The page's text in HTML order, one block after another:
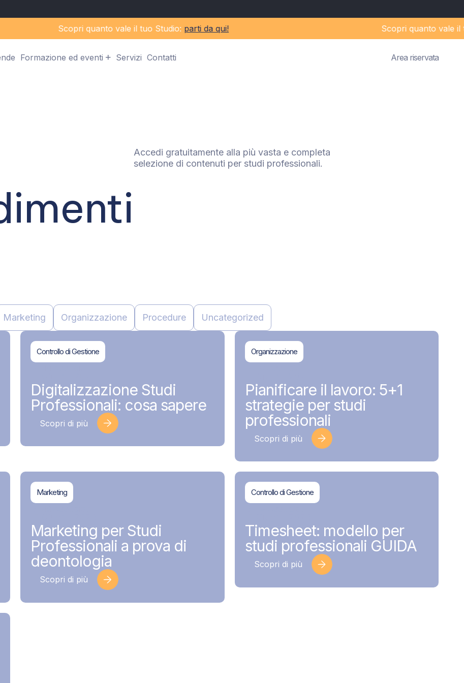
Scopri quanto vale il tuo Studio:parti da qui! Scopri quanto vale il
Formazione ed eventi Servizi Contatti Area riservata
Accedi gratuitamente alla più vasta e completa
selezione di contenuti per studi professionali.
Marketing Organizzazione Procedure Uncategorized
Controllo di Gestione
Digitalizzazione Studi
Professionali: cosa sapere
Scopri di più
Organizzazione
Pianificare il lavoro: 5+1
strategie per studi
professionali
Scopri di più
Marketing
Marketing per Studi
Professionali a prova di
deontologia
Scopri di più
Controllo di Gestione
Timesheet: modello per
studi professionali GUIDA
Scopri di più